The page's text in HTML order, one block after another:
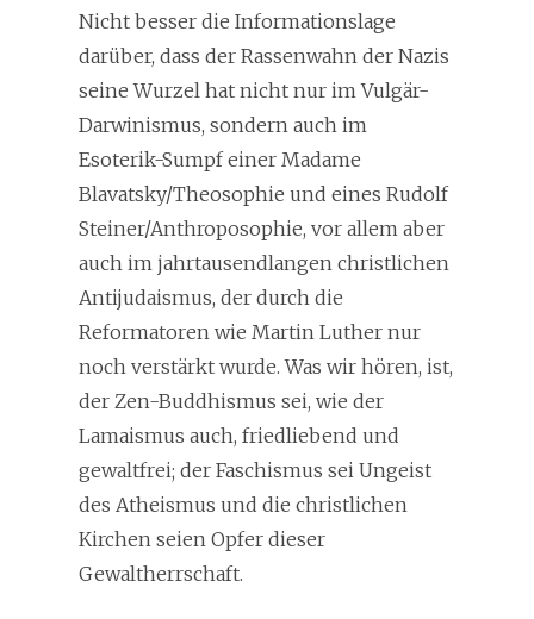
Nicht besser die Informationslage
darüber, dass der Rassenwahn der Nazis
seine Wurzel hat nicht nur im Vulgär-
Darwinismus, sondern auch im
Esoterik-Sumpf einer Madame
Blavatsky/Theosophie und eines Rudolf
Steiner/Anthroposophie, vor allem aber
auch im jahrtausendlangen christlichen
Antijudaismus, der durch die
Reformatoren wie Martin Luther nur
noch verstärkt wurde. Was wir hören, ist,
der Zen-Buddhismus sei, wie der
Lamaismus auch, friedliebend und
gewaltfrei; der Faschismus sei Ungeist
des Atheismus und die christlichen
Kirchen seien Opfer dieser
Gewaltherrschaft.